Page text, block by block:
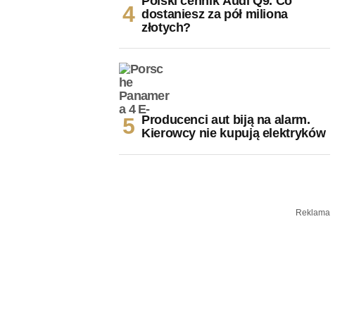
dostaniesz za pół miliona
złotych?
Producenci aut biją na alarm.
Kierowcy nie kupują elektryków
Reklama